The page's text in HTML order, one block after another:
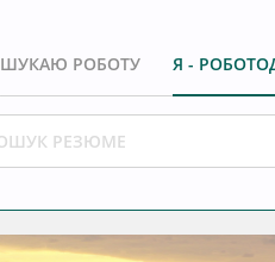
ШУКАЮ РОБОТУ Я -